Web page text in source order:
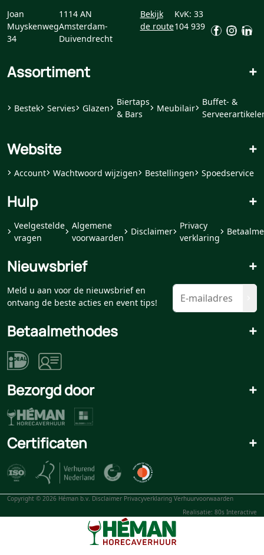
Joan
Muyskenweg
34
1114 AN
Amsterdam-
Duivendrecht
Bekijk
de route
KvK: 33
104 939
Assortiment +
Bestek Servies Glazen
Biertaps
& Bars
Meubilair
Buffet- &
Website +
Account Wachtwoord wijzigen Bestellingen Spoedservice
Hulp +
Veelgestelde
vragen
Algemene
voorwaarden
Disclaimer
Privacy
verklaring
Nieuwsbrief +
Meld u aan voor de nieuwsbrief en
ontvang de beste acties en event tips!
Betaalmethodes +
Bezorgd door +
Certificaten +
Copyright © 2026 Héman b.v. Disclaimer Privacyverklaring Verhuurvoorwaarden
Realisatie: 80s Interactive